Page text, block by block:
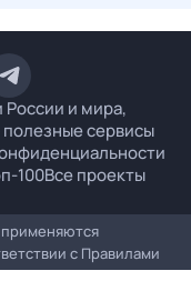
и мира,
полезные сервисы
100Все проекты
с Правилами